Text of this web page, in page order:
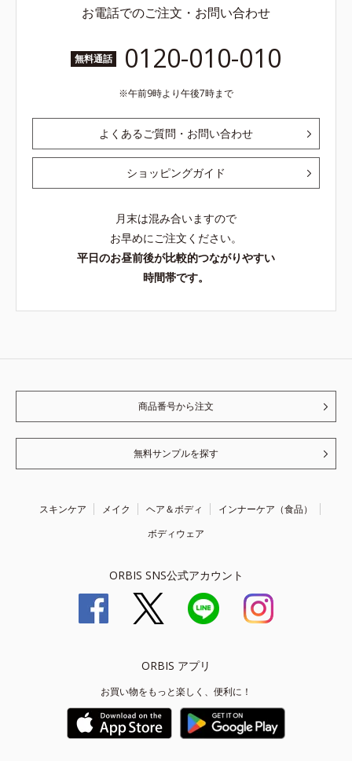
お電話でのご注文・お問い合わせ
無料通話 0120-010-010
午前9時より午後7時まで
よくあるご質問・お問い合わせ
ショッピングガイド
月末は混み合いますので
お早めにご注文ください。
平日のお昼前後が比較的つながりやすい
時間帯です。
商品番号から注文
無料サンプルを探す
スキンケア メイク ヘア＆ボディ
インナーケア（食品）
ボディウェア
ORBIS SNS公式アカウント
ORBIS アプリ
お買い物をもっと楽しく、便利に！